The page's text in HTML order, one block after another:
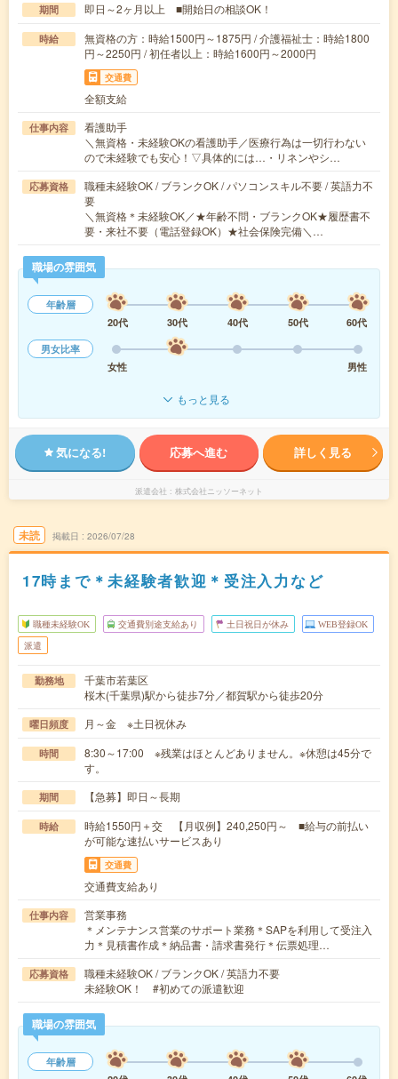
期間 即日～2ヶ月以上 ■開始日の相談OK！
時給
無資格の方：時給1500円～1875円 / 介護福祉士：時給1800
円～2250円 / 初任者以上：時給1600円～2000円
交通費
全額支給
仕事内容
看護助手
＼無資格・未経験OKの看護助手／医療行為は一切行わない
ので未経験でも安心！▽具体的には…・リネンやシ…
応募資格
職種未経験OK / ブランクOK / パソコンスキル不要 / 英語力不
要
＼無資格＊未経験OK／★年齢不問・ブランクOK★履歴書不
要・来社不要（電話登録OK）★社会保険完備＼…
職場の雰囲気
年齢層
20代
30代 40代 50代
60代
男女比率
女性
男性
もっと見る
気になる! 応募へ進む 詳しく見る
派遣会社 株式会社ニッソーネット
未読 掲載日 2026/07/28
17時まで＊未経験者歓迎＊受注入力など
職種未経験OK 交通費別途支給あり 土日祝日が休み WEB登録OK
派遣
勤務地
千葉市若葉区
桜木(千葉県)駅から徒歩7分／都賀駅から徒歩20分
曜日頻度 月～金 ※土日祝休み
時間
8:30～17:00 ※残業はほとんどありません。※休憩は45分で
す。
期間 【急募】即日～長期
時給
時給1550円＋交 【月収例】240,250円～ ■給与の前払い
が可能な速払いサービスあり
交通費
交通費支給あり
仕事内容
営業事務
＊メンテナンス営業のサポート業務＊SAPを利用して受注入
力＊見積書作成＊納品書・請求書発行＊伝票処理…
応募資格
職種未経験OK / ブランクOK / 英語力不要
未経験OK！ #初めての派遣歓迎
職場の雰囲気
年齢層